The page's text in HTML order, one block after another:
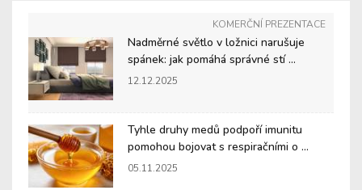
KOMERČNÍ PREZENTACE
Nadměrné světlo v ložnici narušuje
spánek: jak pomáhá správné stí ...
12.12.2025
Tyhle druhy medů podpoří imunitu
pomohou bojovat s respiračními o ...
05.11.2025